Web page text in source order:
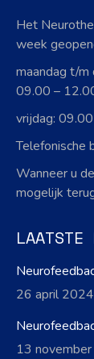
in
newnew
Het
week
maandag t/m
09.00 –
vrijdag:
Telefonische
Wanneer u
mogelijk
LAATSTE
26 april 2024
13